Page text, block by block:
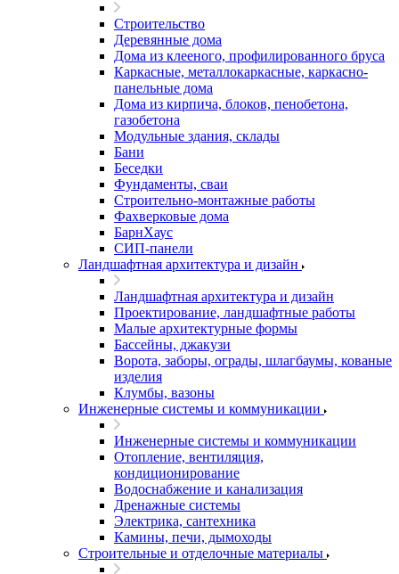
Строительство
Деревянные дома
Дома из клееного, профилированного бруса
Каркасные, металлокаркасные, каркасно-
панельные дома
Дома из кирпича, блоков, пенобетона,
газобетона
Модульные здания, склады
Бани
Беседки
Фундаменты, сваи
Строительно-монтажные работы
Фахверковые дома
БарнХаус
СИП-панели
Ландшафтная архитектура и дизайн
Ландшафтная архитектура и дизайн
Проектирование, ландшафтные работы
Малые архитектурные формы
Бассейны, джакузи
Ворота, заборы, ограды, шлагбаумы, кованые
изделия
Клумбы, вазоны
Инженерные системы и коммуникации
Инженерные системы и коммуникации
Отопление, вентиляция,
кондиционирование
Водоснабжение и канализация
Дренажные системы
Электрика, сантехника
Камины, печи, дымоходы
Строительные и отделочные материалы